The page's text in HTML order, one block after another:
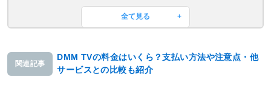
全て見る
あります。
関連記事
DMM TVの料金はいくら？支払い方法や注意点・他
サービスとの比較も紹介